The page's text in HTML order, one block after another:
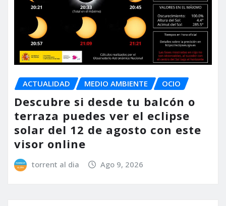
ACTUALIDAD MEDIO AMBIENTE OCIO
Descubre si desde tu balcón o
terraza puedes ver el eclipse
solar del 12 de agosto con este
visor online
torrent al dia Ago 9, 2026